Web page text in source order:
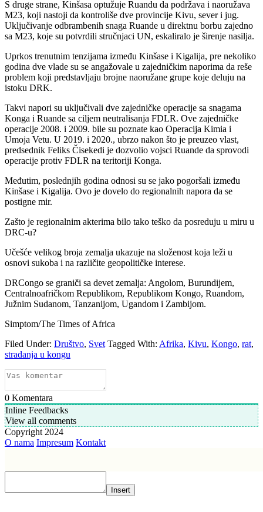
S druge strane, Kinšasa optužuje Ruandu da podržava i naoružava
M23, koji nastoji da kontroliše dve provincije Kivu, sever i jug.
Uključivanje odbrambenih snaga Ruande u direktnu borbu zajedno
sa M23, koje su potvrdili stručnjaci UN, eskaliralo je širenje nasilja.
Uprkos trenutnim tenzijama između Kinšase i Kigalija, pre nekoliko
godina dve vlade su se angažovale u zajedničkim naporima da reše
problem koji predstavljaju brojne naoružane grupe koje deluju na
istoku DRK.
Takvi napori su uključivali dve zajedničke operacije sa snagama
Konga i Ruande sa ciljem neutralisanja FDLR. Ove zajedničke
operacije 2008. i 2009. bile su poznate kao Operacija Kimia i
Umoja Vetu. U 2019. i 2020., ubrzo nakon što je preuzeo vlast,
predsednik Feliks Čisekedi je dozvolio vojsci Ruande da sprovodi
operacije protiv FDLR na teritoriji Konga.
Međutim, poslednjih godina odnosi su se jako pogoršali između
Kinšase i Kigalija. Ovo je dovelo do regionalnih napora da se
postigne mir.
Zašto je regionalnim akterima bilo tako teško da posreduju u miru u
DRC-u?
Učešće velikog broja zemalja ukazuje na složenost koja leži u
osnovi sukoba i na različite geopolitičke interese.
DRCongo se graniči sa devet zemalja: Angolom, Burundijem,
Centralnoafričkom Republikom, Republikom Kongo, Ruandom,
Južnim Sudanom, Tanzanijom, Ugandom i Zambijom.
Simptom/The Times of Africa
Filed Under: Društvo, Svet Tagged With: Afrika, Kivu, Kongo, rat,
stradanja u kongu
0 Komentara
Inline Feedbacks
View all comments
Copyright 2024
O nama Impresum Kontakt
Insert